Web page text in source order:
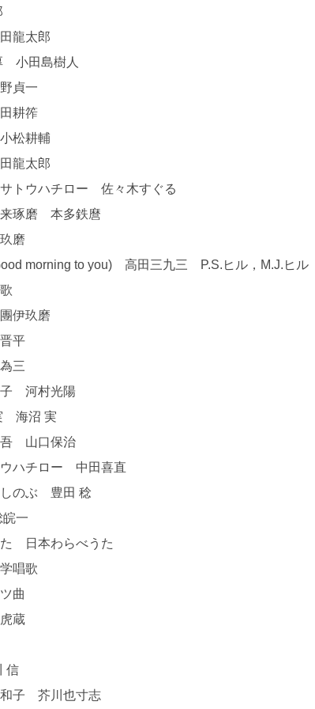
龍太郎
小田島樹人
貞一
耕筰
松耕輔
龍太郎
トウハチロー 佐々木すぐる
琢磨 本多鉄麿
磨
morning to you) 高田三九三 P.S.ヒル，M.J.ヒル
歌
伊玖磨
平
三
河村光陽
海沼 実
吾 山口保治
ハチロー 中田喜直
のぶ 豊田 稔
皖一
日本わらべうた
唱歌
曲
蔵
信
子 芥川也寸志